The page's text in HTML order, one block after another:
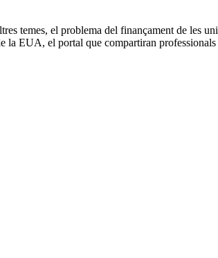
temes, el problema del finançament de les
EUA, el portal que compartiran